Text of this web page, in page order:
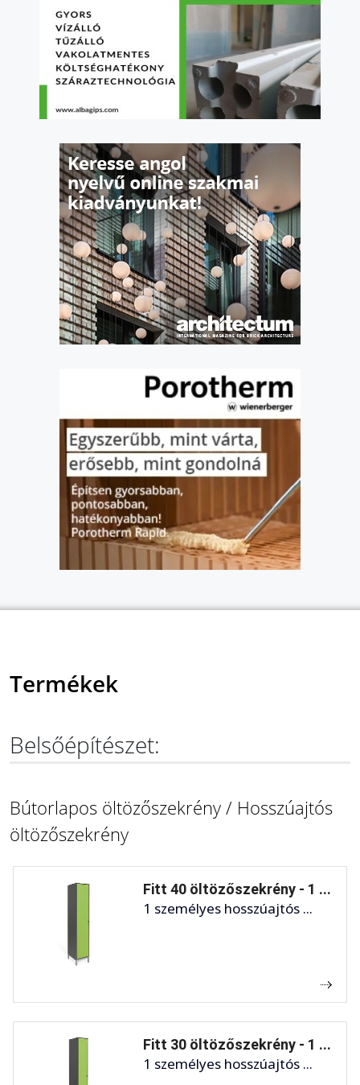
Termékek
Belsőépítészet:
Bútorlapos öltözőszekrény / Hosszúajtós
öltözőszekrény
Fitt 40 öltözőszekrény - 1 ...
1 személyes hosszúajtós ...
Fitt 30 öltözőszekrény - 1 ...
1 személyes hosszúajtós ...